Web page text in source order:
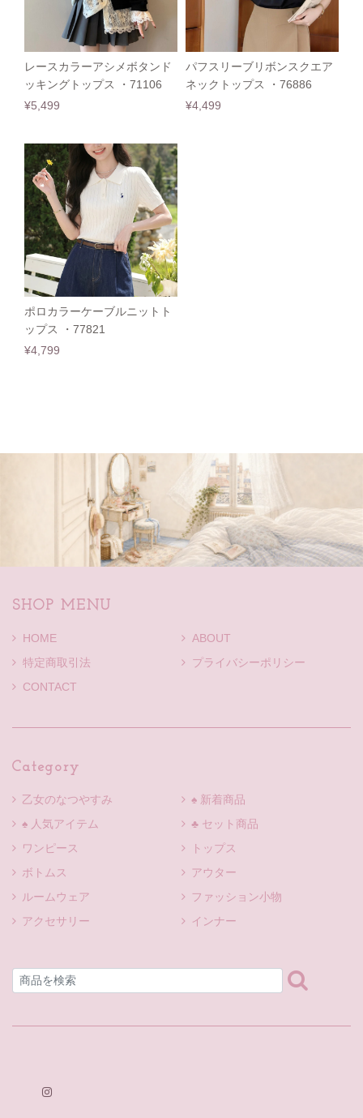
レースカラーアシメボタンド
ッキングトップス ・71106
¥5,499
パフスリーブリボンスクエア
ネックトップス ・76886
¥4,499
ポロカラーケーブルニットト
ップス ・77821
¥4,799
SHOP MENU
HOME
ABOUT
特定商取引法
プライバシーポリシー
CONTACT
Category
乙女のなつやすみ
♠ 新着商品
♠ 人気アイテム
♣ セット商品
ワンピース
トップス
ボトムス
アウター
ルームウェア
ファッション小物
アクセサリー
インナー